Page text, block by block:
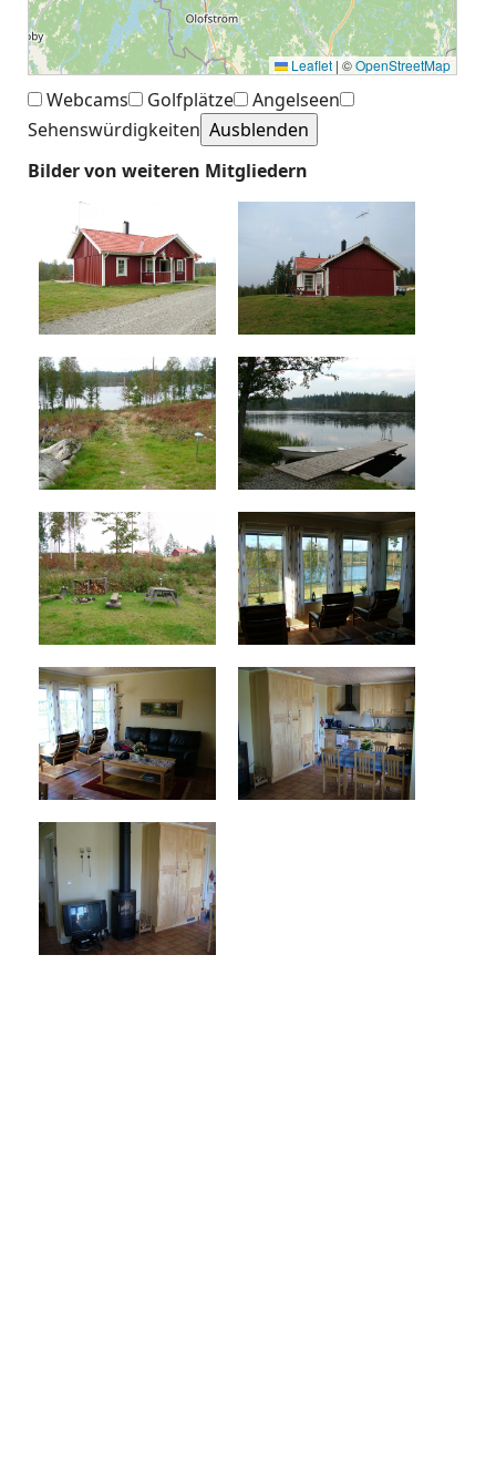
Leaflet | ©OpenStreetMap
Webcams Golfplätze
Angelseen
Sehenswürdigkeiten
Bilder von weiteren Mitgliedern